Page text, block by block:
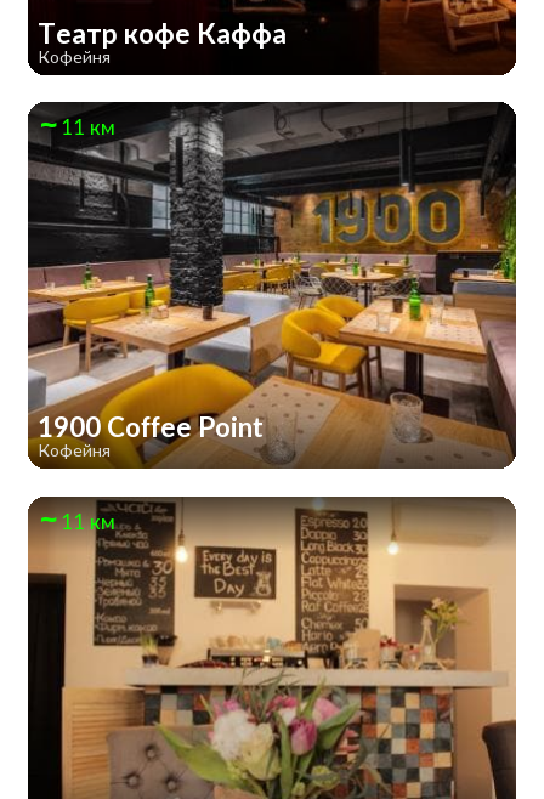
Театр кофе Каффа
Кофейня
11 км
1900 Coffee Point
Кофейня
11 км